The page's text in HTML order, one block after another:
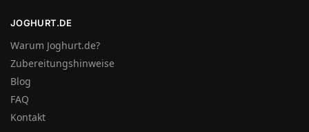
JOGHURT.DE
Warum Joghurt.de?
Zubereitungshinweise
Blog
FAQ
Kontakt